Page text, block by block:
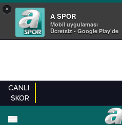
×
A SPOR
Mobil uygulaması
Ücretsiz - Google Play'de
CANLI
SKOR